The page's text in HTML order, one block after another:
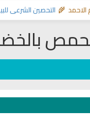
التحصين الشرعي للبيت من